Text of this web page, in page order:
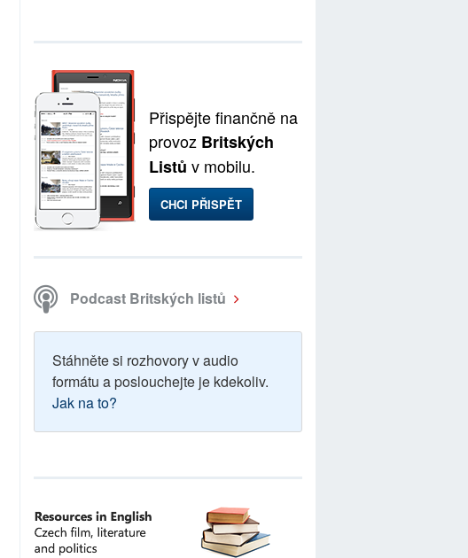
Přispějte finančně na
provoz Britských
Listů v mobilu.
CHCI PŘISPĚT
Podcast Britských listů
Stáhněte si rozhovory v audio
formátu a poslouchejte je kdekoliv.
Jak na to?